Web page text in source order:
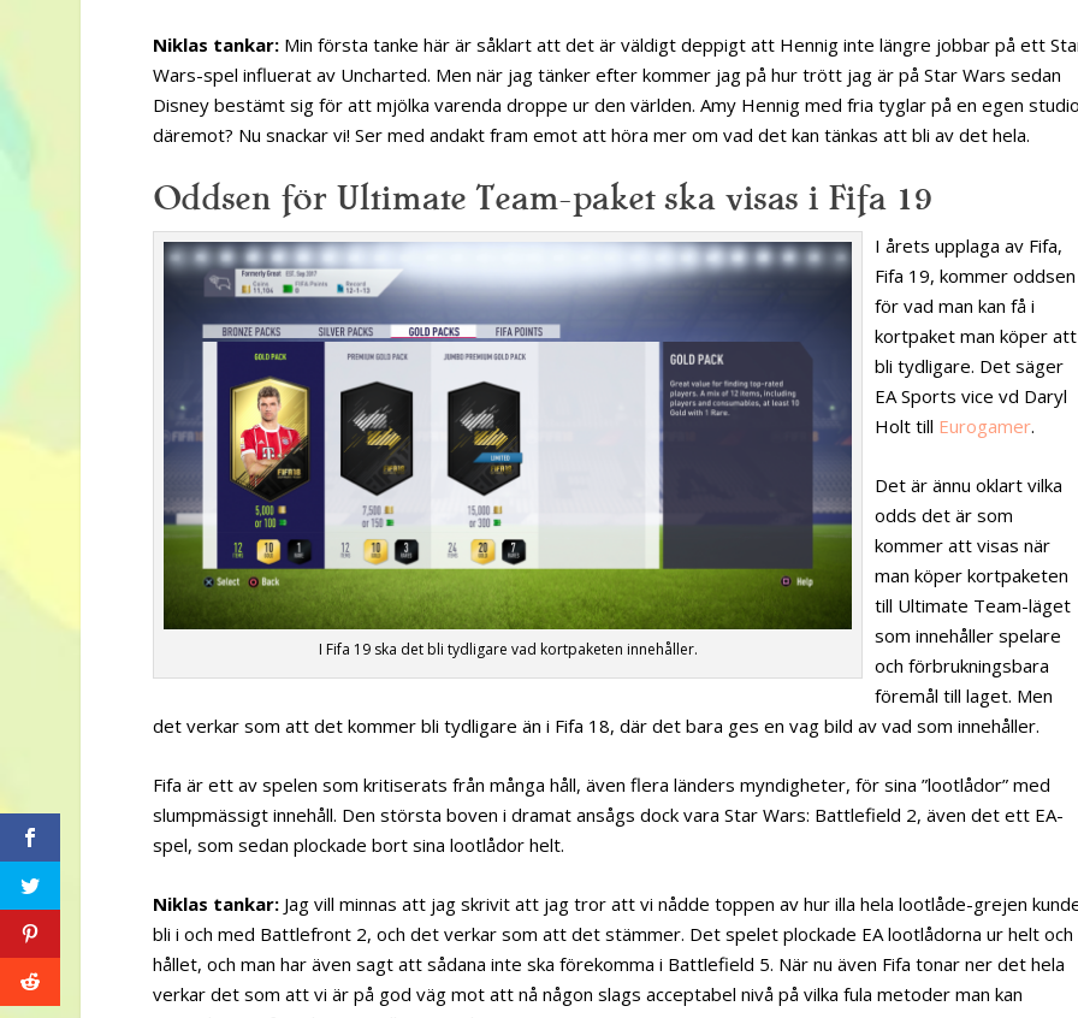
Niklas tankar: Min första tanke här är såklart att det är väldigt deppigt att Hennig inte längre jobbar på ett
Wars-spel influerat av Uncharted. Men när jag tänker efter kommer jag på hur trött jag är på Star Wars sedan
Disney bestämt sig för att mjölka varenda droppe ur den världen. Amy Hennig med fria tyglar på en egen
däremot? Nu snackar vi! Ser med andakt fram emot att höra mer om vad det kan tänkas att bli av det hela.
Oddsen för Ultimate Team-paket ska visas i Fifa 19
I Fifa 19 ska det bli tydligare vad kortpaketen innehåller.
I årets upplaga av Fifa,
Fifa 19, kommer oddsen
för vad man kan få i
kortpaket man köper att
bli tydligare. Det säger
EA Sports vice vd Daryl
Holt till Eurogamer.
Det är ännu oklart vilka
odds det är som
kommer att visas när
man köper kortpaketen
till Ultimate Team-läget
som innehåller spelare
och förbrukningsbara
föremål till laget. Men
det verkar som att det kommer bli tydligare än i Fifa 18, där det bara ges en vag bild av vad som innehåller.
Fifa är ett av spelen som kritiserats från många håll, även flera länders myndigheter, för sina ”lootlådor” med
slumpmässigt innehåll. Den största boven i dramat ansågs dock vara Star Wars: Battlefield 2, även det ett EA-
spel, som sedan plockade bort sina lootlådor helt.
Niklas tankar: Jag vill minnas att jag skrivit att jag tror att vi nådde toppen av hur illa hela lootlåde-grejen
bli i och med Battlefront 2, och det verkar som att det stämmer. Det spelet plockade EA lootlådorna ur helt och
hållet, och man har även sagt att sådana inte ska förekomma i Battlefield 5. När nu även Fifa tonar ner det hela
verkar det som att vi är på god väg mot att nå någon slags acceptabel nivå på vilka fula metoder man kan